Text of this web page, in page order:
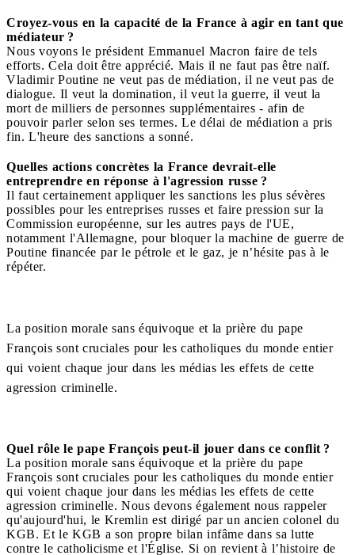
Croyez-vous en la capacité de la France à agir en tant que
médiateur ?
Nous voyons le président Emmanuel Macron faire de tels
efforts. Cela doit être apprécié. Mais il ne faut pas être naïf.
Vladimir Poutine ne veut pas de médiation, il ne veut pas de
dialogue. Il veut la domination, il veut la guerre, il veut la
mort de milliers de personnes supplémentaires - afin de
pouvoir parler selon ses termes. Le délai de médiation a pris
fin. L'heure des sanctions a sonné.
Quelles actions concrètes la France devrait-elle
entreprendre en réponse à l'agression russe ?
Il faut certainement appliquer les sanctions les plus sévères
possibles pour les entreprises russes et faire pression sur la
Commission européenne, sur les autres pays de l'UE,
notamment l'Allemagne, pour bloquer la machine de guerre de
Poutine financée par le pétrole et le gaz, je n’hésite pas à le
répéter.
La position morale sans équivoque et la prière du pape
François sont cruciales pour les catholiques du monde entier
qui voient chaque jour dans les médias les effets de cette
agression criminelle.
Quel rôle le pape François peut-il jouer dans ce conflit ?
La position morale sans équivoque et la prière du pape
François sont cruciales pour les catholiques du monde entier
qui voient chaque jour dans les médias les effets de cette
agression criminelle. Nous devons également nous rappeler
qu'aujourd'hui, le Kremlin est dirigé par un ancien colonel du
KGB. Et le KGB a son propre bilan infâme dans sa lutte
contre le catholicisme et l'Église. Si on revient à l’histoire de